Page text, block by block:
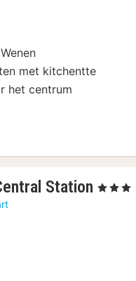
met kitchentte
het centrum
Station 1
, 3 Sterren